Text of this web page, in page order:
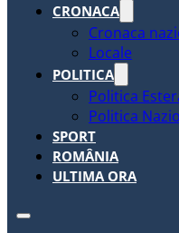
CRONACA
Cronaca
Locale
POLITICA
Politica
Politica
SPORT
ROMÂNIA
ULTIMA ORA